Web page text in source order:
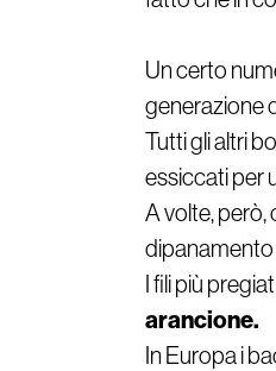
Un certo
generazione
Tutti gli altri
essiccati per
A volte, però,
dipanamento
I fili più
arancione.
In Europa i